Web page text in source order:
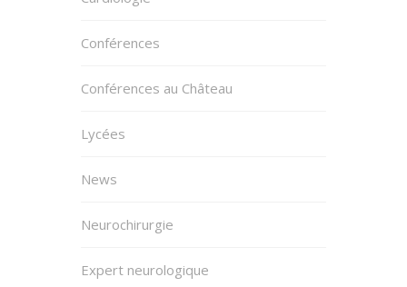
Conférences
Conférences au Château
Lycées
News
Neurochirurgie
Expert neurologique